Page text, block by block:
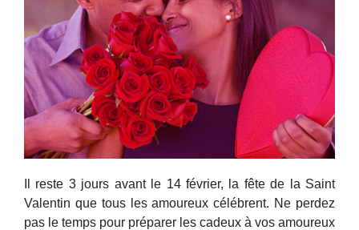
Il reste 3 jours avant le 14 février, la fête de la Saint
Valentin que tous les amoureux célébrent. Ne perdez
pas le temps pour préparer les cadeux à vos amoureux